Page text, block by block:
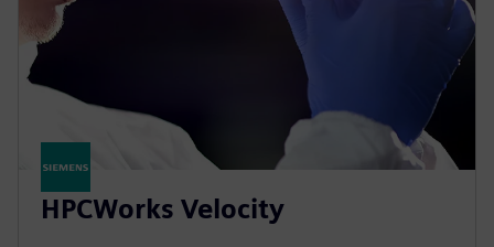
HPCWorks Velocity